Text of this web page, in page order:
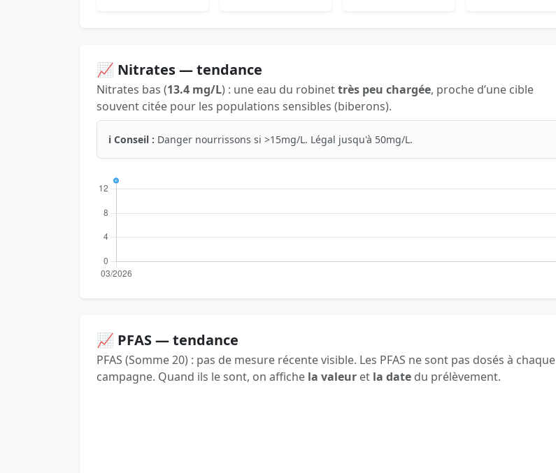
📈 Nitrates — tendance
Nitrates bas (13.4 mg/L) : une eau du robinettrès peu chargée, proche d’une cible
souvent citée pour les populations sensibles (biberons).
ℹ️ Conseil : Danger nourrissons si >15mg/L. Légal jusqu'à 50mg/L.
📈 PFAS — tendance
PFAS (Somme 20) : pas de mesure récente visible. Les PFAS ne sont pas dosés à chaque
campagne. Quand ils le sont, on affiche la valeur et la date du prélèvement.